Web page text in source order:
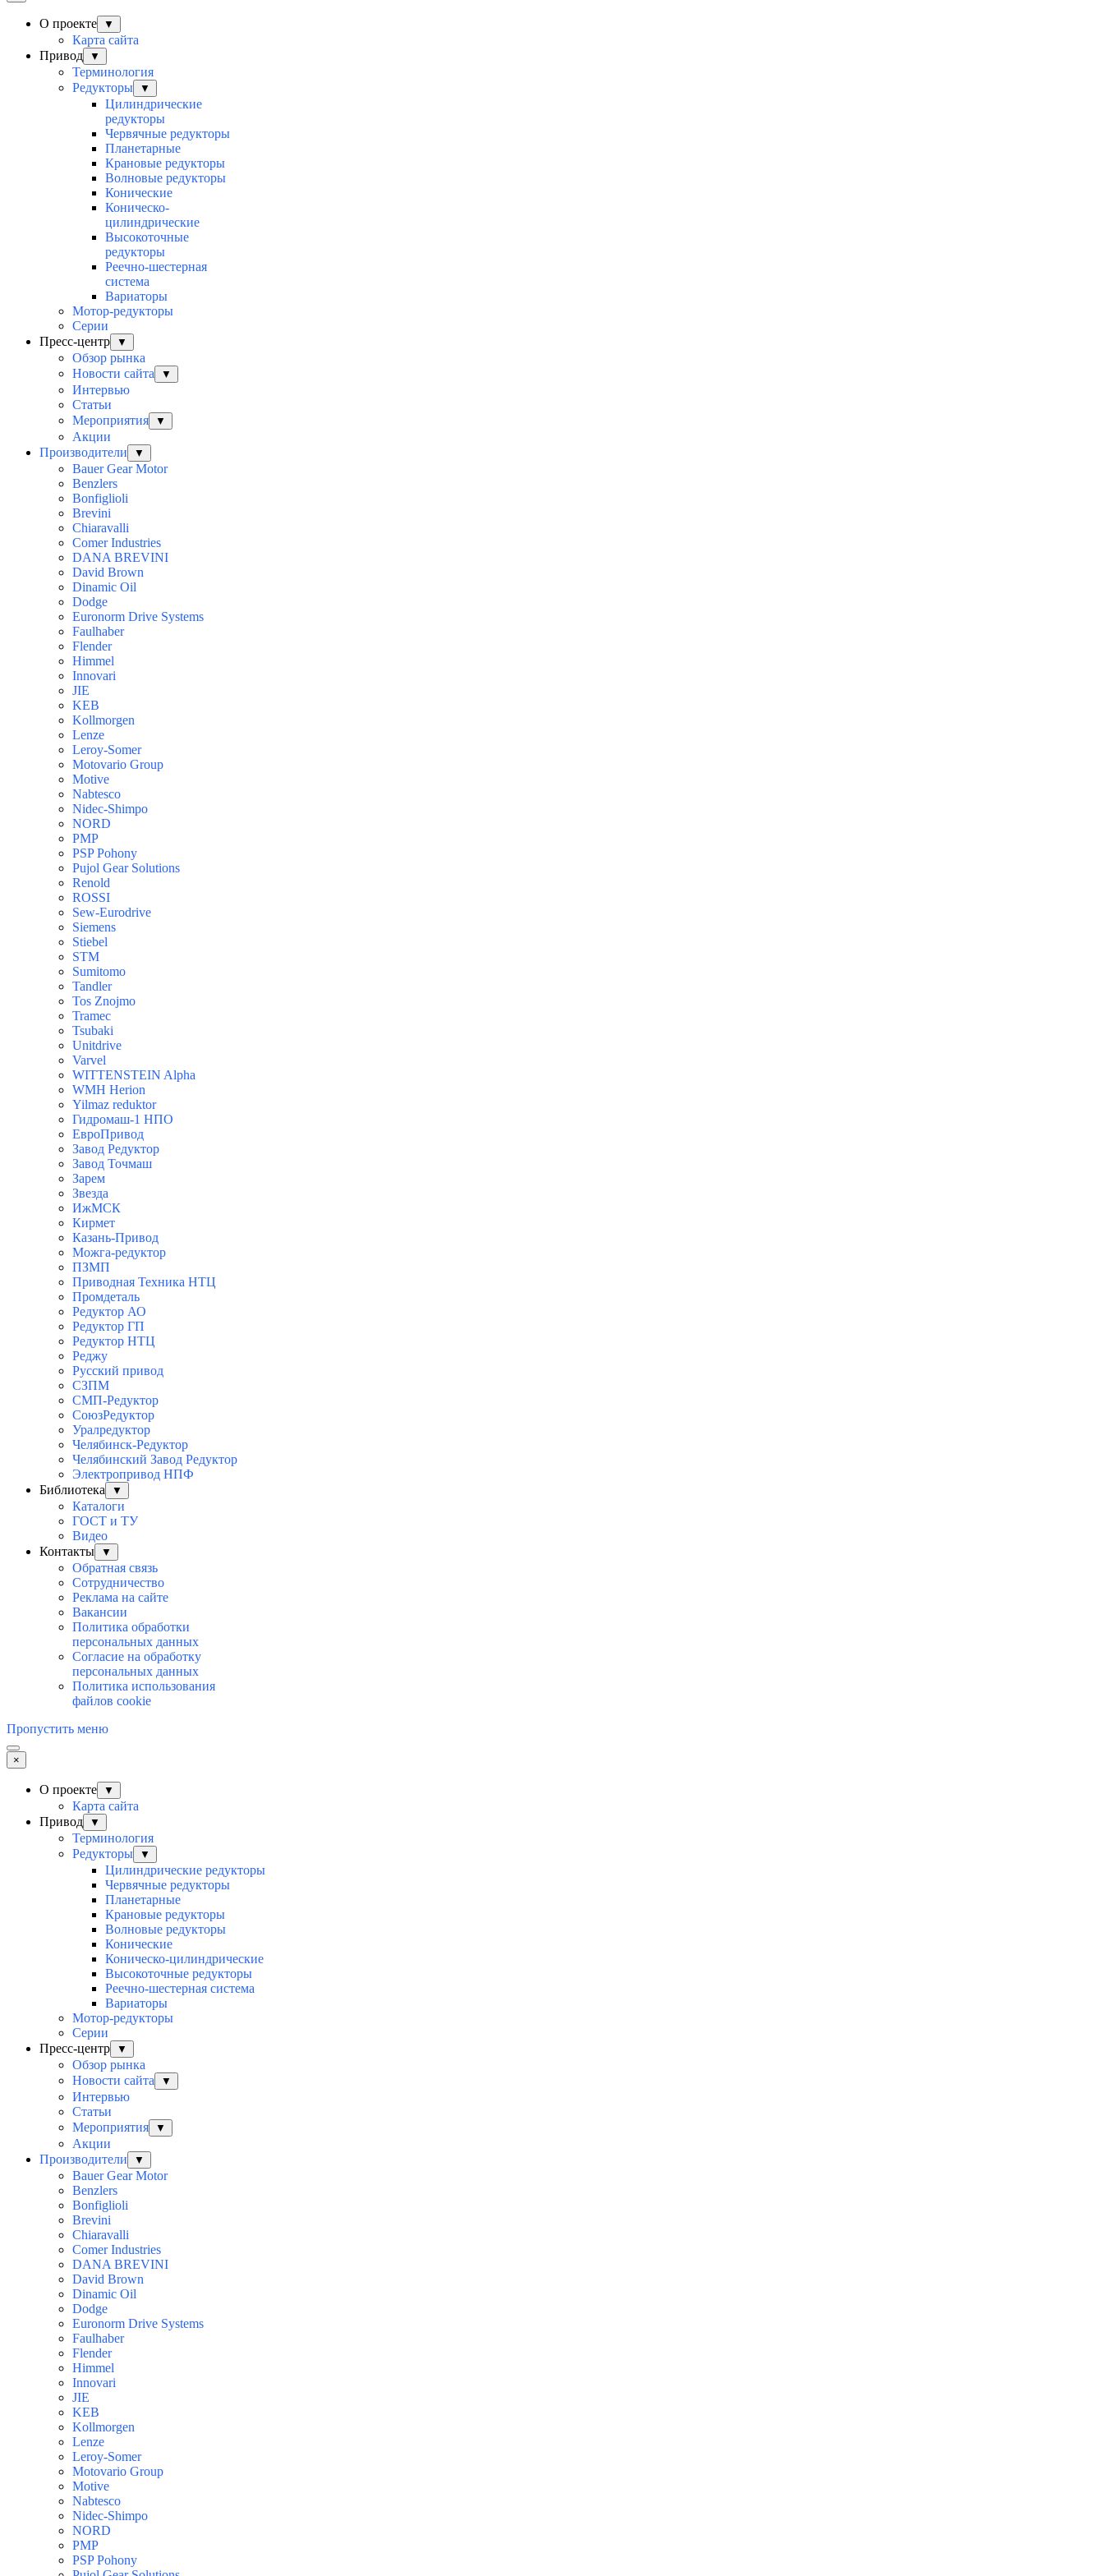
О проекте ▼
Карта сайта
Привод
▼
Терминология
Редукторы
▼
Цилиндрические
редукторы
Червячные редукторы
Планетарные
Крановые редукторы
Волновые редукторы
Конические
Коническо-
цилиндрические
Высокоточные
редукторы
Реечно-шестерная
система
Вариаторы
Мотор-редукторы
Серии
Пресс-центр
▼
Обзор рынка
Новости сайта
▼
Интервью
Статьи
Мероприятия
▼
Акции
Производители
▼
Bauer Gear Motor
Benzlers
Bonfiglioli
Brevini
Chiaravalli
Comer Industries
DANA BREVINI
David Brown
Dinamic Oil
Dodge
Euronorm Drive Systems
Faulhaber
Flender
Himmel
Innovari
JIE
KEB
Kollmorgen
Lenze
Leroy-Somer
Motovario Group
Motive
Nabtesco
Nidec-Shimpo
NORD
PMP
PSP Pohony
Pujol Gear Solutions
Renold
ROSSI
Sew-Eurodrive
Siemens
Stiebel
STM
Sumitomo
Tandler
Tos Znojmo
Tramec
Tsubaki
Unitdrive
Varvel
WITTENSTEIN Alpha
WMH Herion
Yilmaz reduktor
Гидромаш-1 НПО
ЕвроПривод
Завод Редуктор
Завод Точмаш
Зарем
Звезда
ИжМСК
Кирмет
Казань-Привод
Можга-редуктор
ПЗМП
Приводная Техника НТЦ
Промдеталь
Редуктор АО
Редуктор ГП
Редуктор НТЦ
Реджу
Русский привод
СЗПМ
СМП-Редуктор
СоюзРедуктор
Уралредуктор
Челябинск-Редуктор
Челябинский Завод Редуктор
Электропривод НПФ
Библиотека
▼
Каталоги
ГОСТ и ТУ
Видео
Контакты
▼
Обратная связь
Сотрудничество
Реклама на сайте
Вакансии
Политика обработки
персональных данных
Согласие на обработку
персональных данных
Политика использования
файлов cookie
Пропустить меню
×
О проекте ▼
Карта сайта
Привод
▼
Терминология
Редукторы
▼
Цилиндрические редукторы
Червячные редукторы
Планетарные
Крановые редукторы
Волновые редукторы
Конические
Коническо-цилиндрические
Высокоточные редукторы
Реечно-шестерная система
Вариаторы
Мотор-редукторы
Серии
Пресс-центр
▼
Обзор рынка
Новости сайта
▼
Интервью
Статьи
Мероприятия
▼
Акции
Производители
▼
Bauer Gear Motor
Benzlers
Bonfiglioli
Brevini
Chiaravalli
Comer Industries
DANA BREVINI
David Brown
Dinamic Oil
Dodge
Euronorm Drive Systems
Faulhaber
Flender
Himmel
Innovari
JIE
KEB
Kollmorgen
Lenze
Leroy-Somer
Motovario Group
Motive
Nabtesco
Nidec-Shimpo
NORD
PMP
PSP Pohony